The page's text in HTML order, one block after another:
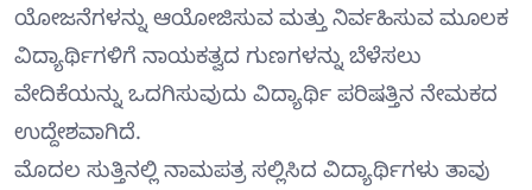
ಯೋಜನೆಗಳನ್ನು ಆಯೋಜಿಸುವ ಮತ್ತು ನಿರ್ವಹಿಸುವ ಮೂಲಕ
ವಿದ್ಯಾರ್ಥಿಗಳಿಗೆ ನಾಯಕತ್ವದ ಗುಣಗಳನ್ನು ಬೆಳೆಸಲು
ವೇದಿಕೆಯನ್ನು ಒದಗಿಸುವುದು ವಿದ್ಯಾರ್ಥಿ ಪರಿಷತ್ತಿನ ನೇಮಕದ
ಉದ್ದೇಶವಾಗಿದೆ.
ಮೊದಲ ಸುತ್ತಿನಲ್ಲಿ ನಾಮಪತ್ರ ಸಲ್ಲಿಸಿದ ವಿದ್ಯಾರ್ಥಿಗಳು ತಾವು